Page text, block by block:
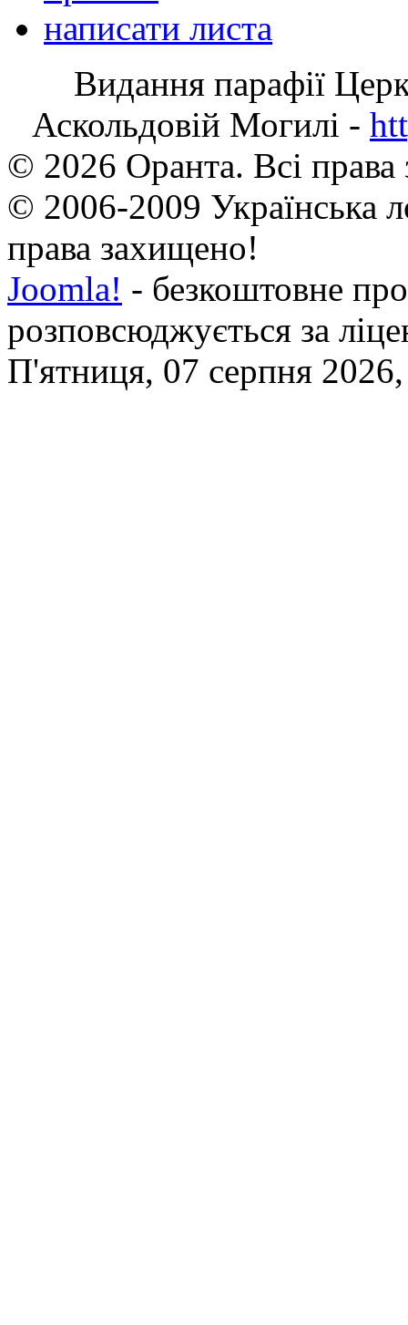
написати листа
Видання парафії
Аскольдовій Могилі -
© 2026 Оранта. Всі
© 2006-2009 Українська
права захищено!
Joomla! - безкоштовне
розповсюджується за
П'ятниця, 07 серпня